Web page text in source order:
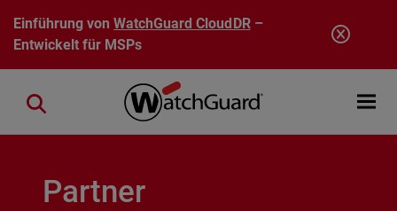
Direkt zum Inhalt
Einführung vonWatchGuard CloudDR–
Entwickelt für MSPs
Open
Close search
Partner